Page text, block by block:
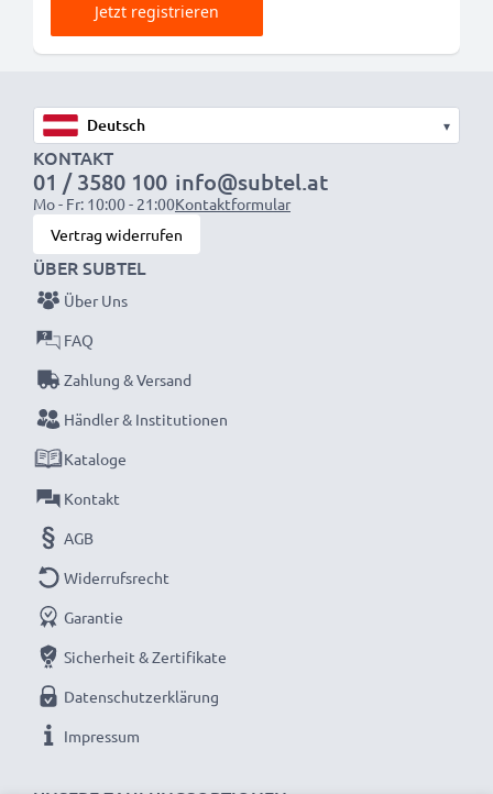
Jetzt registrieren
▾
KONTAKT
01 / 3580 100
Mo - Fr: 10:00 - 21:00
info@subtel.at
Kontaktformular
Vertrag widerrufen
ÜBER SUBTEL
Über Uns
FAQ
Zahlung & Versand
Händler & Institutionen
Kataloge
Kontakt
AGB
Widerrufsrecht
Garantie
Sicherheit & Zertifikate
Datenschutzerklärung
Impressum